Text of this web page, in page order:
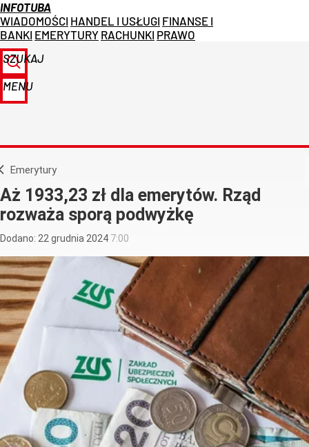
INFOTUBA
WIADOMOŚCI HANDEL I USŁUGI FINANSE I
BANKI EMERYTURY RACHUNKI PRAWO
SZUKAJ
MENU
Emerytury
Aż 1933,23 zł dla emerytów. Rząd
rozważa sporą podwyżkę
Dodano: 22 grudnia 2024 7:00